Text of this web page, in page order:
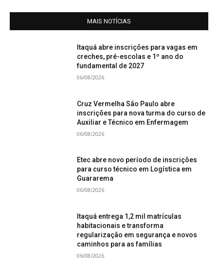
MAIS NOTÍCIAS
Itaquá abre inscrições para vagas em
creches, pré-escolas e 1º ano do
fundamental de 2027
06/08/2026
Cruz Vermelha São Paulo abre
inscrições para nova turma do curso de
Auxiliar e Técnico em Enfermagem
06/08/2026
Etec abre novo período de inscrições
para curso técnico em Logística em
Guararema
06/08/2026
Itaquá entrega 1,2 mil matrículas
habitacionais e transforma
regularização em segurança e novos
caminhos para as famílias
06/08/2026